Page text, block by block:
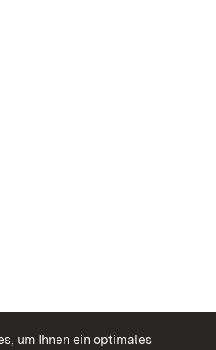
um Ihnen ein optimales